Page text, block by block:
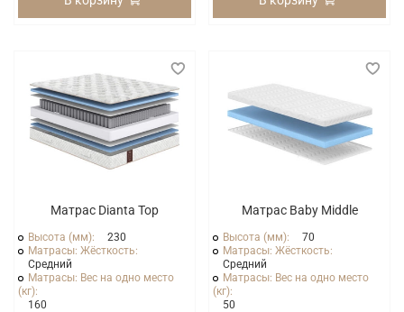
Матрас Dianta Top
Высота (мм):
230
Матрасы: Жёсткость:
Средний
Матрасы: Вес на одно место
(кг):
160
Матрас Baby Middle
Высота (мм):
70
Матрасы: Жёсткость:
Средний
Матрасы: Вес на одно место
(кг):
50